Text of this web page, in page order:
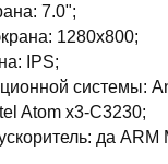
7.0";
1280x800;
IPS;
системы:
Atom x3-C3230;
да ARM